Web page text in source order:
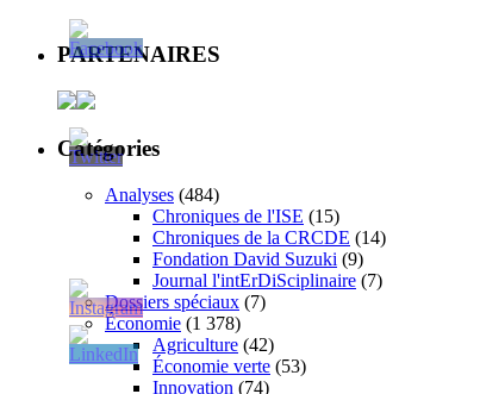
PARTENAIRES
Catégories
Analyses (484)
Chroniques de l'ISE (15)
Chroniques de la CRCDE (14)
Fondation David Suzuki (9)
Journal l'intErDiSciplinaire (7)
Dossiers spéciaux (7)
Économie (1 378)
Agriculture (42)
Économie verte (53)
Innovation (74)